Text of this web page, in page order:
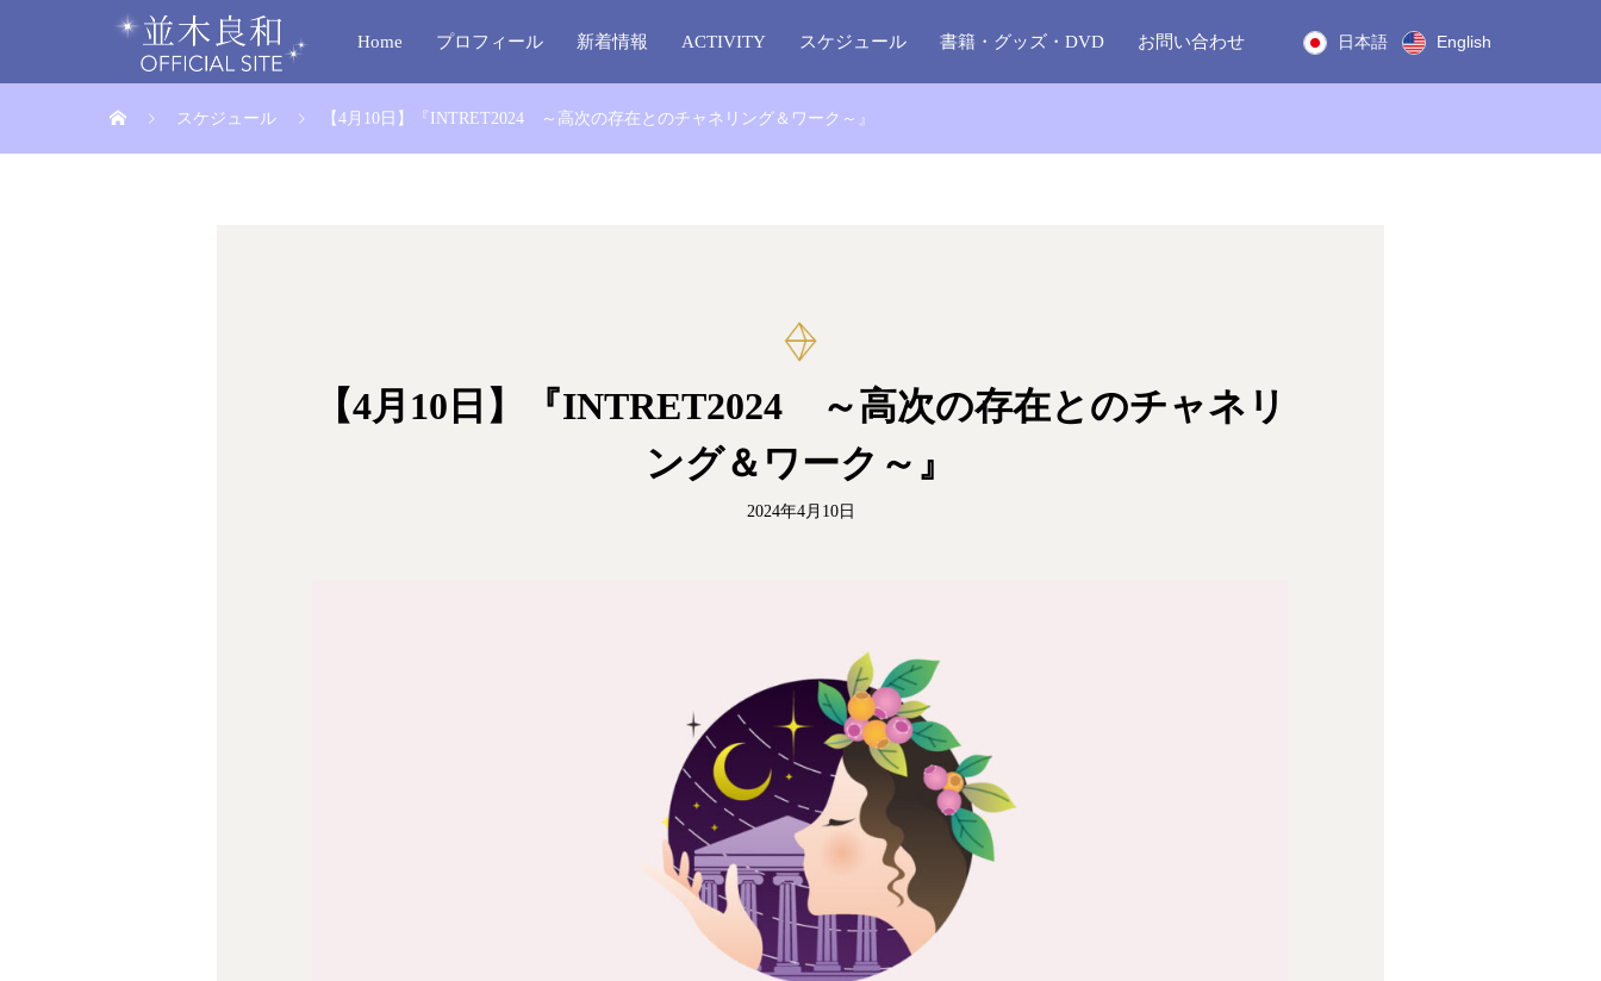
Home プロフィール 新着情報 ACTIVITY スケジュール 書籍・グッズ・DVD お問い合わせ 日本語 English
スケジュール 【4月10日】『INTRET2024 ～高次の存在とのチャネリング＆ワーク～』
【4月10日】『INTRET2024 ～高次の存在とのチャネリ
ング＆ワーク～』
2024年4月10日